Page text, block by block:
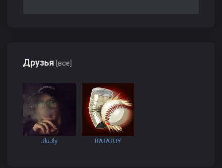
Друзья [все]
JluJly RATATUY